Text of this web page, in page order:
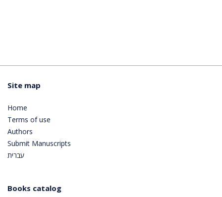
Site map
Home
Terms of use
Authors
Submit Manuscripts
עברית
Books catalog